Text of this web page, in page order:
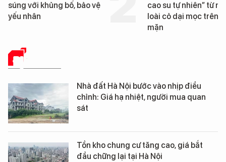
cao su tự nhiên” từ một
loài cỏ dại mọc trên đất
Đà Nẵng sắp bị kiểm
ĐỊA ỐC SỐ
Nhà đất Hà Nội bước vào nhịp điều
chỉnh: Giá hạ nhiệt, người mua quan
sát
Tồn kho chung cư tăng cao, giá bắt
đầu chững lại tại Hà Nội